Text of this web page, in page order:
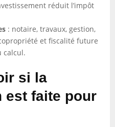
réduit l’impôt
: notaire, travaux, gestion,
et fiscalité future
calcul.
si la
est faite pour